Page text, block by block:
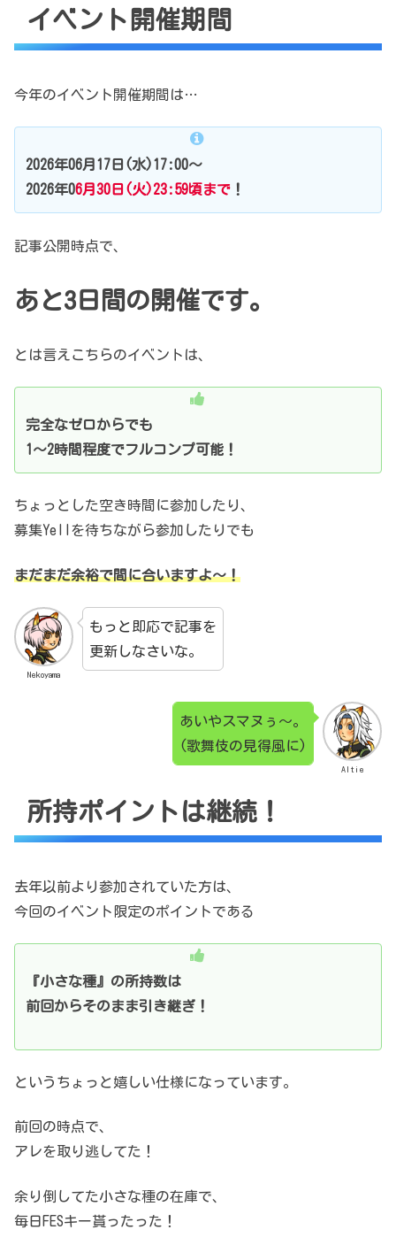
イベント開催期間
今年のイベント開催期間は…
2026年06月17日(水)17:00～
2026年06月30日(火)23:59頃まで ！
記事公開時点で、
あと3日間の開催です。
とは言えこちらのイベントは、
完全なゼロからでも
1～2時間程度でフルコンプ可能！
ちょっとした空き時間に参加したり、
募集Yellを待ちながら参加したりでも
まだまだ余裕で間に合いますよ～！
Nekoyama
もっと即応で記事を
更新しなさいな。
Altie
あいやスマヌぅ～。
(歌舞伎の見得風に)
所持ポイントは継続！
去年以前より参加されていた方は、
今回のイベント限定のポイントである
『小さな種』の所持数は
前回からそのまま引き継ぎ！
というちょっと嬉しい仕様になっています。
前回の時点で、
アレを取り逃してた！
余り倒してた小さな種の在庫で、
毎日FESキー貰ったった！